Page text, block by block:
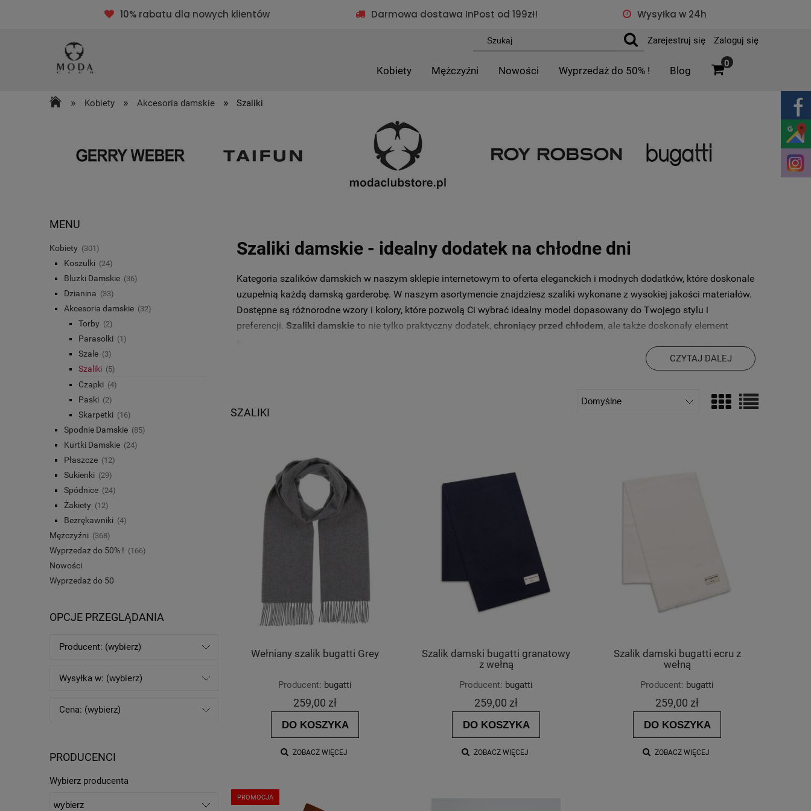
10% rabatu dla nowych klientów Darmowa dostawa InPost od 199zł! Wysyłka w 24h
Zarejestruj się Zaloguj się
Kobiety Mężczyźni Nowości Wyprzedaż do 50% ! Blog
0
» Kobiety » Akcesoria damskie » Szaliki
MENU
Kobiety (301)
Koszulki (24)
Bluzki Damskie (36)
Dzianina (33)
Akcesoria damskie (32)
Torby (2)
Parasolki (1)
Szale (3)
Szaliki (5)
Czapki (4)
Paski (2)
Skarpetki (16)
Spodnie Damskie (85)
Kurtki Damskie (24)
Płaszcze (12)
Sukienki (29)
Spódnice (24)
Żakiety (12)
Bezrękawniki (4)
Mężczyźni (368)
Wyprzedaż do 50% ! (166)
Nowości
Wyprzedaż do 50
OPCJE PRZEGLĄDANIA
Producent: (wybierz)
Wysyłka w: (wybierz)
Cena: (wybierz)
PRODUCENCI
Wybierz producenta
Szaliki damskie - idealny dodatek na chłodne dni
Kategoria szalików damskich w naszym sklepie internetowym to oferta eleganckich i modnych dodatków, które doskonale
uzupełnią każdą damską garderobę. W naszym asortymencie znajdziesz szaliki wykonane z wysokiej jakości materiałów.
Dostępne są różnorodne wzory i kolory, które pozwolą Ci wybrać idealny model dopasowany do Twojego stylu i
preferencji. Szaliki damskie to nie tylko praktyczny dodatek, chroniący przed chłodem, ale także doskonały element
ofertą i znalezienia idealnego szalika, który urozmaici Twój look i sprawi, że będziesz czuć się pięknie i modnie on każdą
CZYTAJ DALEJ
SZALIKI
Wełniany szalik bugatti Grey
Producent: bugatti
259,00 zł
DO KOSZYKA
ZOBACZ WIĘCEJ
Szalik damski bugatti granatowy
z wełną
Producent: bugatti
259,00 zł
DO KOSZYKA
ZOBACZ WIĘCEJ
Szalik damski bugatti ecru z
wełną
Producent: bugatti
259,00 zł
DO KOSZYKA
ZOBACZ WIĘCEJ
PROMOCJA